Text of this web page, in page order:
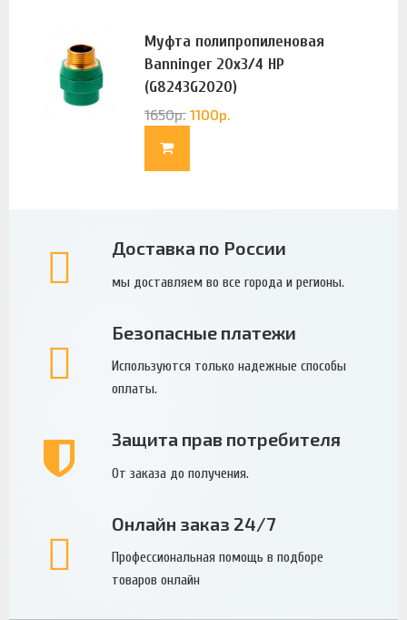
Муфта полипропиленовая
Banninger 20х3/4 НР
(G8243G2020)
1650р. 1100р.
Доставка по России
мы доставляем во все города и регионы.
Безопасные платежи
Используются только надежные способы
оплаты.
Защита прав потребителя
От заказа до получения.
Онлайн заказ 24/7
Профессиональная помощь в подборе
товаров онлайн